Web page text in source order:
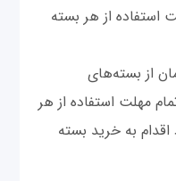
از هر بسته
از بسته‌های
مهلت استفاده از هر
به خرید بسته